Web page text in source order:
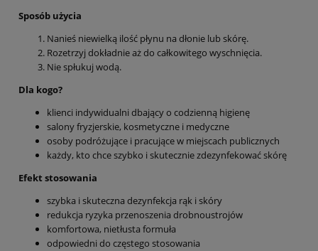
Sposób użycia
Nanieś niewielką ilość płynu na dłonie lub skórę.
Rozetrzyj dokładnie aż do całkowitego wyschnięcia.
Nie spłukuj wodą.
Dla kogo?
klienci indywidualni dbający o codzienną higienę
salony fryzjerskie, kosmetyczne i medyczne
osoby podróżujące i pracujące w miejscach publicznych
każdy, kto chce szybko i skutecznie zdezynfekować skórę
Efekt stosowania
szybka i skuteczna dezynfekcja rąk i skóry
redukcja ryzyka przenoszenia drobnoustrojów
komfortowa, nietłusta formuła
odpowiedni do częstego stosowania